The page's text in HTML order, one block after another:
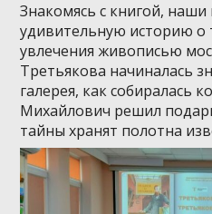
Знакомясь с книгой,
удивительную историю о
увлечения живописью
Третьякова начиналась
галерея, как собиралась
Михайлович решил
тайны хранят полотна